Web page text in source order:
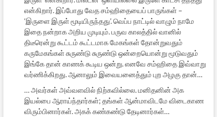
என்கிறார். இப்போது வேத சம்ஹிதையைப் பாருங்கள் –
‘இருளை இருள் மூடியிருந்தது’. வெப்ப நாட்டில் வாழும் நாமே
இதை நன்றாக அறிய முடியும். பருவ காலத்தில் வானில்
திடீரென்று கூட்டம் கூட்டமாக மேகங்கள் தோன்றுவதும்
கருமேகங்கள் சுருண்டு சுருண்டு ஒன்றையொன்று மூடுவதும்
இங்கே தான் காணக் கூடிய ஒன்று. எனவே சம்ஹிதை இவ்வாறு
வர்ணிக்கிறது. ஆனாலும் இவையனைத்தும் புற அழகு தான்…
… அவர்கள் அவ்வளவில் நிற்கவில்லை. மனிதனின் அக
இயல்பை ஆராய்ந்தார்கள்; தங்கள் ஆன்மாவிடமே விடைகாண
விரும்பினார்கள். அகக் கண்கண்டு தேடினார்கள்…